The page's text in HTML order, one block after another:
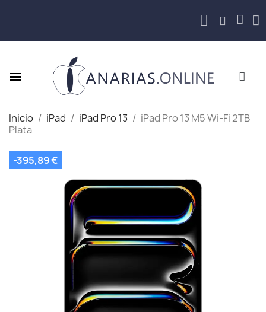
Inicio iPad iPad Pro 13
iPad Pro 13 M5 Wi‑Fi 2TB
Plata
-395,89 €